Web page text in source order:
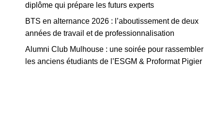
diplôme qui prépare les futurs experts
BTS en alternance 2026 : l’aboutissement de deux
années de travail et de professionnalisation
Alumni Club Mulhouse : une soirée pour rassembler
les anciens étudiants de l’ESGM & Proformat Pigier